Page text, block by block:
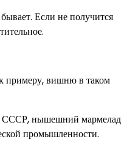
Если не получится
примеру, вишню в таком
СССР, нышешний мармелад
промышленности.